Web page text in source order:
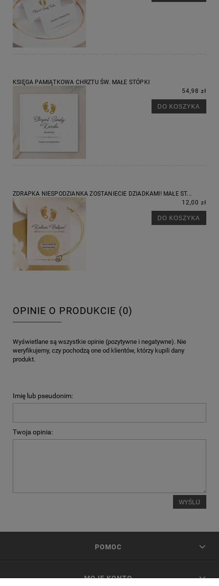
KSIĘGA PAMIĄTKOWA CHRZTU ŚW. MAŁE STÓPKI
54,98 zł
DO KOSZYKA
ZDRAPKA NIESPODZIANKA ZOSTANIECIE DZIADKAMI! MAŁE ST...
12,00 zł
DO KOSZYKA
OPINIE O PRODUKCIE (0)
Wyświetlane są wszystkie opinie (pozytywne i negatywne). Nie
weryfikujemy, czy pochodzą one od klientów, którzy kupili dany
produkt.
Imię lub pseudonim:
Twoja opinia:
WYŚLIJ
POMOC
MOJE KONTO